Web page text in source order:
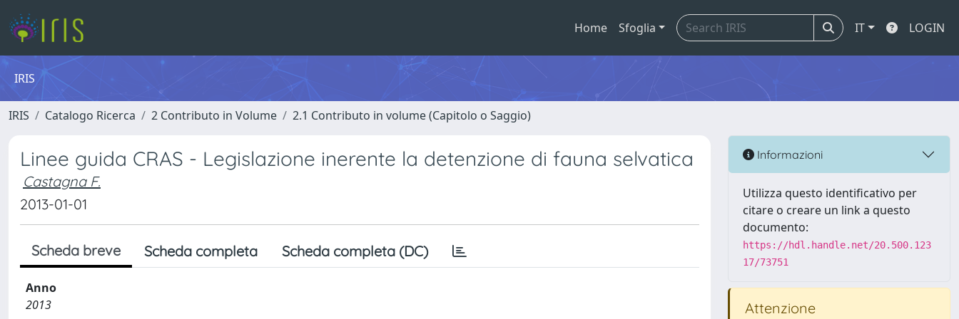
Home Sfoglia IT LOGIN
IRIS
IRIS Catalogo Ricerca 2 Contributo in Volume 2.1 Contributo in volume (Capitolo o Saggio)
Linee guida CRAS - Legislazione inerente la detenzione di fauna selvatica
Castagna F.
2013-01-01
Scheda breve Scheda completa Scheda completa (DC)
Anno
2013
Informazioni
Utilizza questo identificativo per
citare o creare un link a questo
documento:
https://hdl.handle.net/20.500.123
17/73751
Attenzione